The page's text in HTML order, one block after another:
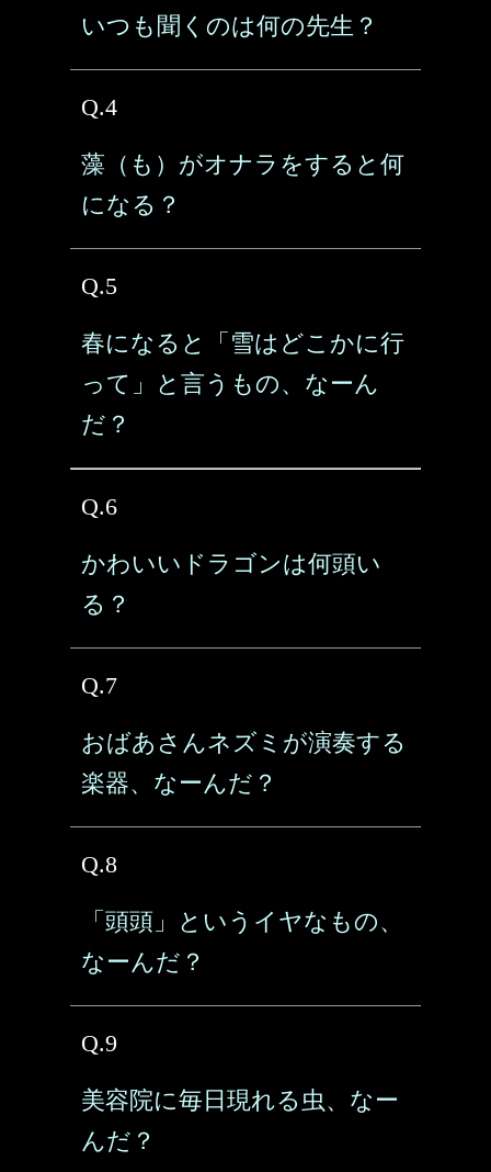
いつも聞くのは何の先生？
Q.4
藻（も）がオナラをすると何
になる？
Q.5
春になると「雪はどこかに行
って」と言うもの、なーん
だ？
Q.6
かわいいドラゴンは何頭い
る？
Q.7
おばあさんネズミが演奏する
楽器、なーんだ？
Q.8
「頭頭」というイヤなもの、
なーんだ？
Q.9
美容院に毎日現れる虫、なー
んだ？